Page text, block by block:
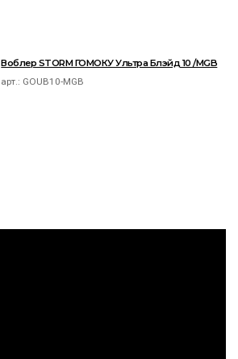
Воблер STORM ГОМОКУ Ультра Блэйд 10 /MGB
арт.: GOUB10-MGB